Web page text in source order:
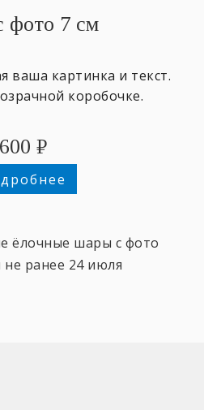
фото 7 см
ваша картинка и текст.
коробочке.
600 ₽
ёлочные шары с фото
ранее 24 июля